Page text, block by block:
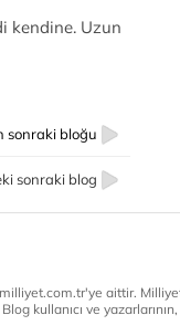
kendine. Uzun
sonraki bloğu
sonraki blog
aittir.
kullanıcı ve